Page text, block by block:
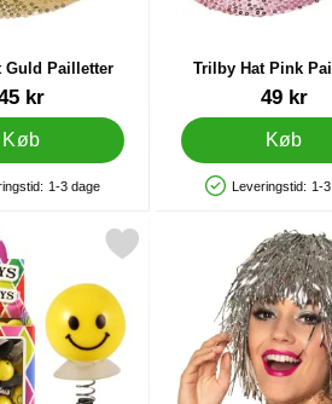
Guld Pailletter
kr
Køb
På lager
1-3 dage
Trilby Hat Pink
49 kr
Køb
Leveringstid: 1-
hoppende Smiley som favoritMarkér